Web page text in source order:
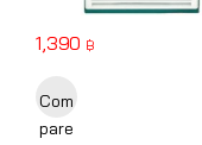
1,390 ฿
This product has
Com
pare